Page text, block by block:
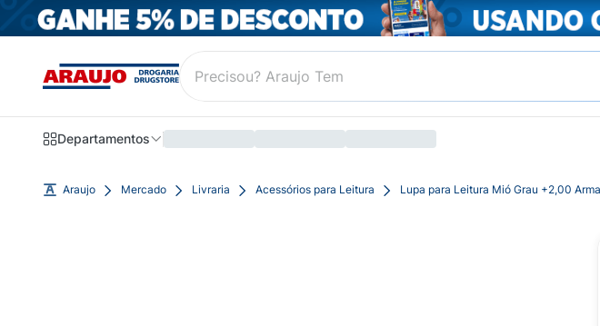
Departamentos
Araujo Mercado Livraria Acessórios para Leitura Lupa para Leitura Mió Grau +2,00